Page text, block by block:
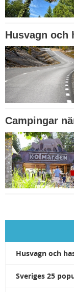
Husvagn och
Campingar
Husvagn och
Sveriges 25